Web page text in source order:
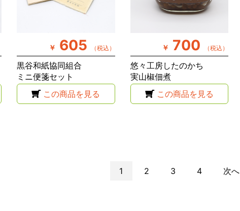
￥ 605 （税込）
黒谷和紙協同組合
ミニ便箋セット
この商品を見る
￥ 700 （税込）
悠々工房したのかち
実山椒佃煮
この商品を見る
1 2 3 4 次へ